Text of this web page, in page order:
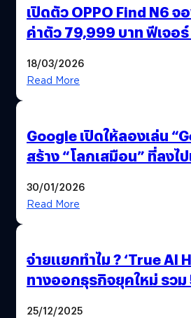
เปิดตัว OPPO Find N6 จ
ค่าตัว 79,999 บาท ฟีเจอร์
18/03/2026
Read More
Google เปิดให้ลองเล่น
สร้าง “โลกเสมือน” ที่ลงไ
30/01/2026
Read More
จ่ายแยกทำไม ? ‘True AI
ทางออกธุรกิจยุคใหม่ รวม
25/12/2025